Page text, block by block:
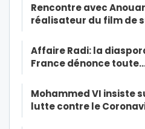
Rencontre avec
réalisateur du film de
Affaire Radi: la
France dénonce
Mohammed VI insiste
lutte contre le